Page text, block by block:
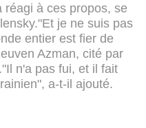
réagi à ces propos, se
je ne suis pas
entier est fier de
Azman, cité par
n'a pas fui, et il fait
a-t-il ajouté.